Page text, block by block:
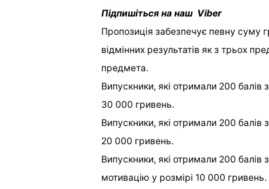
Підпишіться на наш Viber
Пропозиція забезпечує певну суму
відмінних результатів як з трьох
предмета.
Випускники, які отримали 200
30 000 гривень.
Випускники, які отримали 200 балів
20 000 гривень.
Випускники, які отримали 200
мотивацію у розмірі 10 000 гривень.